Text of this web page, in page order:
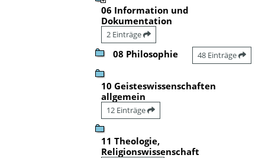
06 Information und
Dokumentation
2 Einträge
08 Philosophie 48 Einträge
10 Geisteswissenschaften
allgemein
12 Einträge
11 Theologie,
Religionswissenschaft